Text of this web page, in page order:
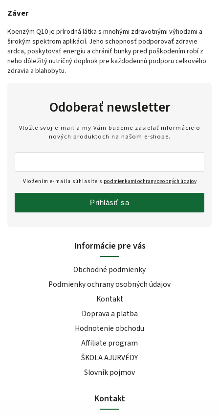
Záver
Koenzým Q10 je prírodná látka s mnohými zdravotnými výhodami a
širokým spektrom aplikácií. Jeho schopnosť podporovať zdravie
srdca, poskytovať energiu a chrániť bunky pred poškodením robí z
neho dôležitý nutričný doplnok pre každodennú podporu celkového
zdravia a blahobytu.
Informácie pre vás
Obchodné podmienky
Podmienky ochrany osobných údajov
Kontakt
Doprava a platba
Hodnotenie obchodu
Affiliate program
ŠKOLA AJURVÉDY
Slovník pojmov
Kontakt
Odoberať newsletter
Vložte svoj e-mail a my Vám budeme zasielať informácie o
nových produktoch na našom e-shope.
Vložením e-mailu súhlasíte s podmienkami ochrany osobných údajov
Prihlásiť sa